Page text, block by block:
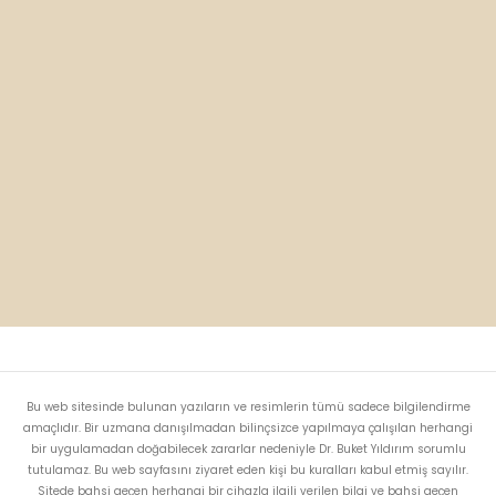
Bu web sitesinde bulunan yazıların ve resimlerin tümü sadece bilgilendirme
amaçlıdır. Bir uzmana danışılmadan bilinçsizce yapılmaya çalışılan herhangi
bir uygulamadan doğabilecek zararlar nedeniyle Dr. Buket Yıldırım sorumlu
tutulamaz. Bu web sayfasını ziyaret eden kişi bu kuralları kabul etmiş sayılır.
Sitede bahsi geçen herhangi bir cihazla ilgili verilen bilgi ve bahsi geçen